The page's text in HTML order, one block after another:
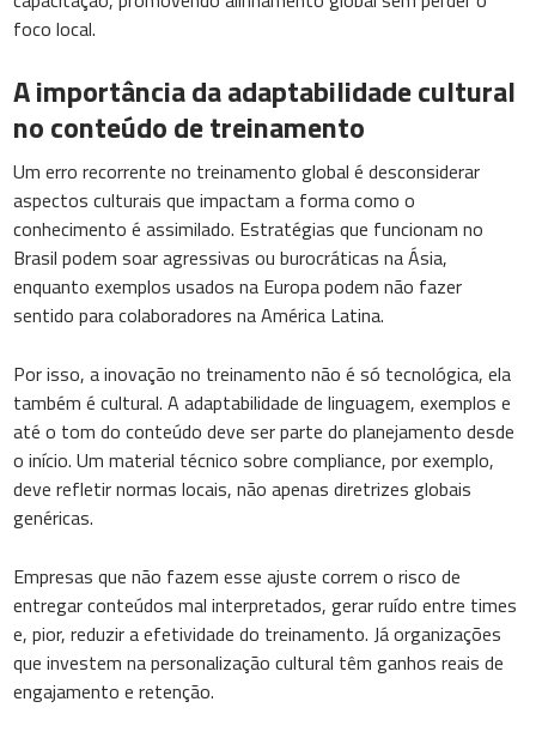
foco local.
A importância da adaptabilidade cultural
no conteúdo de treinamento
Um erro recorrente no treinamento global é desconsiderar
aspectos culturais que impactam a forma como o
conhecimento é assimilado. Estratégias que funcionam no
Brasil podem soar agressivas ou burocráticas na Ásia,
enquanto exemplos usados na Europa podem não fazer
sentido para colaboradores na América Latina.
Por isso, a inovação no treinamento não é só tecnológica, ela
também é cultural. A adaptabilidade de linguagem, exemplos e
até o tom do conteúdo deve ser parte do planejamento desde
o início. Um material técnico sobre compliance, por exemplo,
deve refletir normas locais, não apenas diretrizes globais
genéricas.
Empresas que não fazem esse ajuste correm o risco de
entregar conteúdos mal interpretados, gerar ruído entre times
e, pior, reduzir a efetividade do treinamento. Já organizações
que investem na personalização cultural têm ganhos reais de
engajamento e retenção.